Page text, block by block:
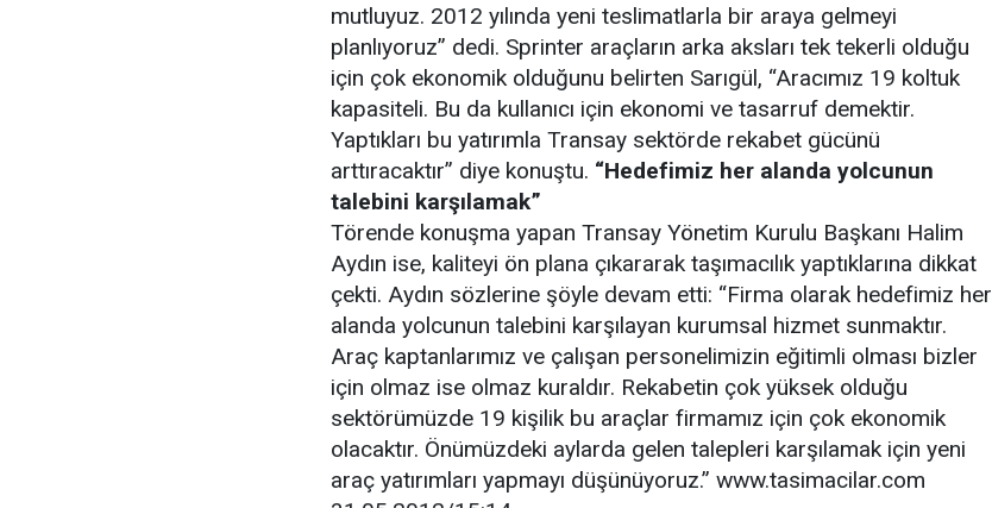
mutluyuz. 2012 yılında yeni teslimatlarla bir araya gelmeyi
planlıyoruz” dedi. Sprinter araçların arka aksları tek tekerli olduğu
için çok ekonomik olduğunu belirten Sarıgül, “Aracımız 19 koltuk
kapasiteli. Bu da kullanıcı için ekonomi ve tasarruf demektir.
Yaptıkları bu yatırımla Transay sektörde rekabet gücünü
arttıracaktır” diye konuştu. “Hedefimiz her alanda yolcunun
talebini karşılamak”
Törende konuşma yapan Transay Yönetim Kurulu Başkanı Halim
Aydın ise, kaliteyi ön plana çıkararak taşımacılık yaptıklarına dikkat
çekti. Aydın sözlerine şöyle devam etti: “Firma olarak hedefimiz her
alanda yolcunun talebini karşılayan kurumsal hizmet sunmaktır.
Araç kaptanlarımız ve çalışan personelimizin eğitimli olması bizler
için olmaz ise olmaz kuraldır. Rekabetin çok yüksek olduğu
sektörümüzde 19 kişilik bu araçlar firmamız için çok ekonomik
olacaktır. Önümüzdeki aylarda gelen talepleri karşılamak için yeni
araç yatırımları yapmayı düşünüyoruz.” www.tasimacilar.com